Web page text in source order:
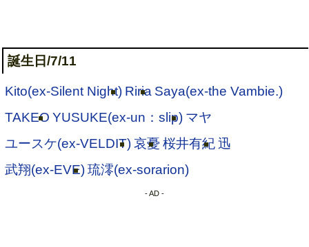
誕生日/7/11
Kito(ex-Silent Night) Riria Saya(ex-the Vambie.)
TAKEO YUSUKE(ex-un：slip) マヤ
ユースケ(ex-VELDIT)哀憂 桜井有紀迅
武翔(ex-EVE)琉澪(ex-sorarion)
- AD -